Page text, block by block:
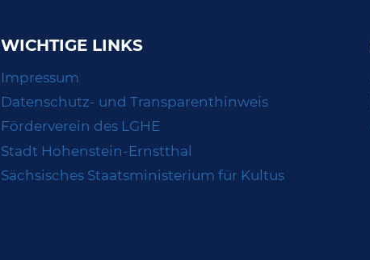
WICHTIGE LINKS
Impressum
Datenschutz- und Transparenthinweis
Förderverein des LGHE
Stadt Hohenstein-Ernstthal
Sächsisches Staatsministerium für Kultus